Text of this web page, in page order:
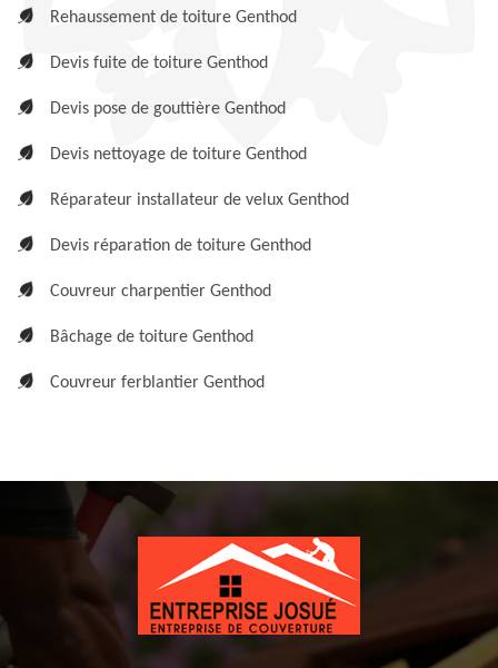
Rehaussement de toiture Genthod
Devis fuite de toiture Genthod
Devis pose de gouttière Genthod
Devis nettoyage de toiture Genthod
Réparateur installateur de velux Genthod
Devis réparation de toiture Genthod
Couvreur charpentier Genthod
Bâchage de toiture Genthod
Couvreur ferblantier Genthod